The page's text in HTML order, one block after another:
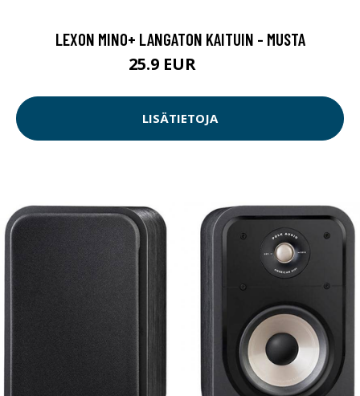
LEXON MINO+ LANGATON KAITUIN - MUSTA
25.9 EUR
LISÄTIETOJA